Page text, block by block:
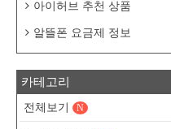
아이허브 추천 상품
알뜰폰 요금제 정보
카테고리
전체보기 N